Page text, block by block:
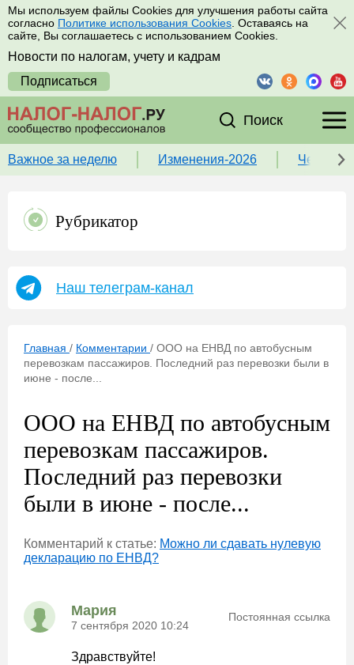
Мы используем файлы Cookies для улучшения работы сайта
согласно Политике использования Cookies . Оставаясь на
сайте, Вы соглашаетесь с использованием Cookies.
Новости по налогам, учету и кадрам
Подписаться
Поиск
Важное за неделю Изменения-2026 Чек-
Рубрикатор
Наш телеграм-канал
Главная / Комментарии / ООО на ЕНВД по автобусным
перевозкам пассажиров. Последний раз перевозки были в
июне - после...
ООО на ЕНВД по автобусным
перевозкам пассажиров.
Последний раз перевозки
были в июне - после...
Комментарий к статье: Можно ли сдавать нулевую
декларацию по ЕНВД?
Мария
7 сентября 2020 10:24
Постоянная ссылка
Здравствуйте!